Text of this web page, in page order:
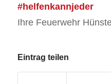
#helfenkannjeder
Ihre Feuerwehr
Eintrag teilen